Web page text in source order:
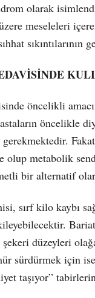
olarak
meseleleri
öncelikli
öncelikle
gerekmektedir.
olup metabolik
bir alternatif
sırf kilo kaybı
düzeyleri
sürdürmek için
taşıyor”